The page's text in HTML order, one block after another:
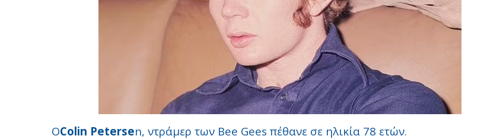
ΟColin Petersen, ντράμερ των Bee Gees πέθανε σε ηλικία 78 ετών.